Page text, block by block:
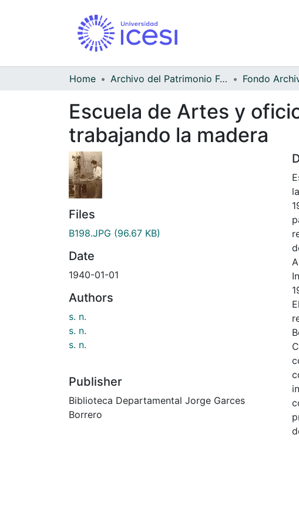
Home Archivo del Patrimonio Fotográfico y Fílmico del Valle del Cauca
Escuela de Artes y
trabajando la madera
Files
B198.JPG (96.67 KB)
Date
1940-01-01
Authors
s. n.
s. n.
s. n.
Publisher
Biblioteca Departamental Jorge Garces
Borrero